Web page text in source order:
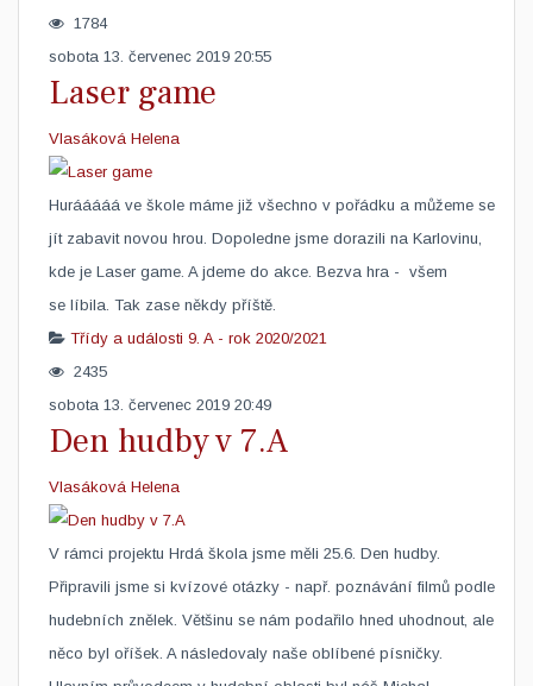
1784
sobota 13. červenec 2019 20:55
Laser game
Vlasáková Helena
​Hurááááá ve škole máme již všechno v pořádku a můžeme se
jít zabavit novou hrou. Dopoledne jsme dorazili na Karlovinu,
kde je Laser game. A jdeme do akce. Bezva hra - všem
se líbila. Tak zase někdy příště.
Třídy a události 9. A - rok 2020/2021
2435
sobota 13. červenec 2019 20:49
Den hudby v 7.A
Vlasáková Helena
​V rámci projektu Hrdá škola jsme měli 25.6. Den hudby.
Připravili jsme si kvízové otázky - např. poznávání filmů podle
hudebních znělek. Většinu se nám podařilo hned uhodnout, ale
něco byl oříšek. A následovaly naše oblíbené písničky.